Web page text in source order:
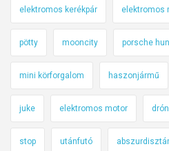
elektromos kerékpár elektromos
pötty mooncity porsche
mini körforgalom haszonjármű
juke elektromos motor drón
stop utánfutó